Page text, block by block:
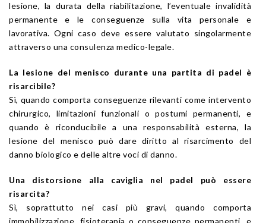
lesione, la durata della riabilitazione, l’eventuale invalidità
permanente e le conseguenze sulla vita personale e
lavorativa. Ogni caso deve essere valutato singolarmente
attraverso una consulenza medico-legale.
La lesione del menisco durante una partita di padel è
risarcibile?
Sì, quando comporta conseguenze rilevanti come intervento
chirurgico, limitazioni funzionali o postumi permanenti, e
quando è riconducibile a una responsabilità esterna, la
lesione del menisco può dare diritto al risarcimento del
danno biologico e delle altre voci di danno.
Una distorsione alla caviglia nel padel può essere
risarcita?
Sì, soprattutto nei casi più gravi, quando comporta
immobilizzazione, fisioterapia o conseguenze permanenti, e